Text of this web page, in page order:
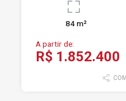
84 m²
A partir de:
R$ 1.852.400